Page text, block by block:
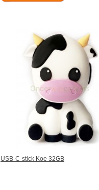
USB-C-stick Koe 32GB